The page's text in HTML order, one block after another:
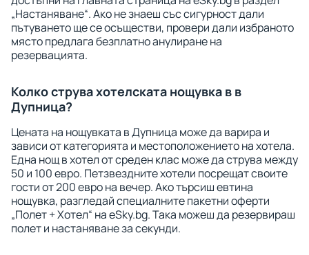
„Настаняване“. Ако не знаеш със сигурност дали
пътуването ще се осъществи, провери дали избраното
място предлага безплатно анулиране на
резервацията.
Колко струва хотелската нощувка в в
Дупница?
Цената на нощувката в Дупница може да варира и
зависи от категорията и местоположението на хотела.
Една нощ в хотел от среден клас може да струва между
50 и 100 евро. Петзвездните хотели посрещат своите
гости от 200 евро на вечер. Ако търсиш евтина
нощувка, разгледай специалните пакетни оферти
„Полет + Хотел“ на eSky.bg. Така можеш да резервираш
полет и настаняване за секунди.